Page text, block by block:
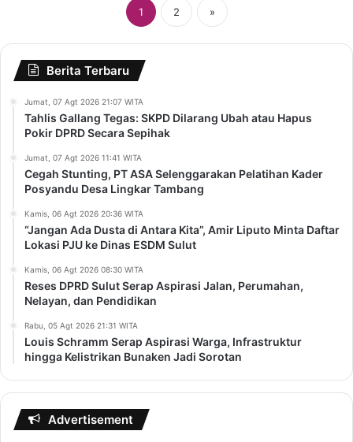
1 2 »
Berita Terbaru
Jumat, 07 Agt 2026 21:07 WITA
Tahlis Gallang Tegas: SKPD Dilarang Ubah atau Hapus
Pokir DPRD Secara Sepihak
Jumat, 07 Agt 2026 11:41 WITA
Cegah Stunting, PT ASA Selenggarakan Pelatihan Kader
Posyandu Desa Lingkar Tambang
Kamis, 06 Agt 2026 20:36 WITA
“Jangan Ada Dusta di Antara Kita”, Amir Liputo Minta Daftar
Lokasi PJU ke Dinas ESDM Sulut
Kamis, 06 Agt 2026 08:30 WITA
Reses DPRD Sulut Serap Aspirasi Jalan, Perumahan,
Nelayan, dan Pendidikan
Rabu, 05 Agt 2026 21:31 WITA
Louis Schramm Serap Aspirasi Warga, Infrastruktur
hingga Kelistrikan Bunaken Jadi Sorotan
Advertisement